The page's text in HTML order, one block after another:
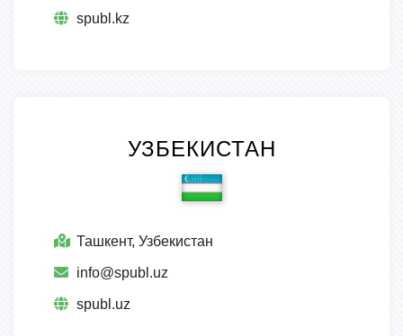
spubl.kz
УЗБЕКИСТАН
Ташкент, Узбекистан
info@spubl.uz
spubl.uz